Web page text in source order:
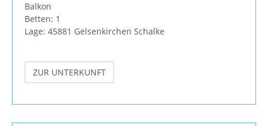
Balkon
Betten: 1
Lage: 45881 Gelsenkirchen Schalke
ZUR UNTERKUNFT